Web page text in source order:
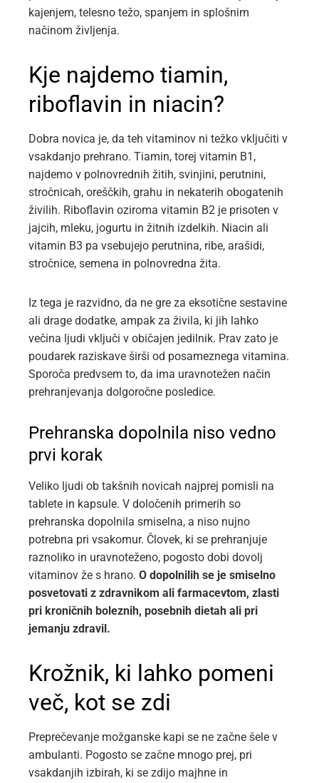
kajenjem, telesno težo, spanjem in splošnim
načinom življenja.
Kje najdemo tiamin,
riboflavin in niacin?
Dobra novica je, da teh vitaminov ni težko vključiti v
vsakdanjo prehrano. Tiamin, torej vitamin B1,
najdemo v polnovrednih žitih, svinjini, perutnini,
stročnicah, oreščkih, grahu in nekaterih obogatenih
živilih. Riboflavin oziroma vitamin B2 je prisoten v
jajcih, mleku, jogurtu in žitnih izdelkih. Niacin ali
vitamin B3 pa vsebujejo perutnina, ribe, arašidi,
stročnice, semena in polnovredna žita.
Iz tega je razvidno, da ne gre za eksotične sestavine
ali drage dodatke, ampak za živila, ki jih lahko
večina ljudi vključi v običajen jedilnik. Prav zato je
poudarek raziskave širši od posameznega vitamina.
Sporoča predvsem to, da ima uravnotežen način
prehranjevanja dolgoročne posledice.
Prehranska dopolnila niso vedno
prvi korak
Veliko ljudi ob takšnih novicah najprej pomisli na
tablete in kapsule. V določenih primerih so
prehranska dopolnila smiselna, a niso nujno
potrebna pri vsakomur. Človek, ki se prehranjuje
raznoliko in uravnoteženo, pogosto dobi dovolj
vitaminov že s hrano. O dopolnilih se je smiselno
posvetovati z zdravnikom ali farmacevtom, zlasti
pri kroničnih boleznih, posebnih dietah ali pri
jemanju zdravil.
Krožnik, ki lahko pomeni
več, kot se zdi
Preprečevanje možganske kapi se ne začne šele v
ambulanti. Pogosto se začne mnogo prej, pri
vsakdanjih izbirah, ki se zdijo majhne in